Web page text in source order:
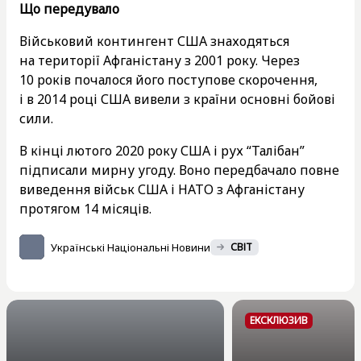
Що передувало
Військовий контингент США знаходяться
на території Афганістану з 2001 року. Через
10 років почалося його поступове скорочення,
і в 2014 році США вивели з країни основні бойові
сили.
В кінці лютого 2020 року США і рух “Талібан”
підписали мирну угоду. Воно передбачало повне
виведення військ США і НАТО з Афганістану
протягом 14 місяців.
Українські Національні Новини СВІТ
ЕКСКЛЮЗИВ